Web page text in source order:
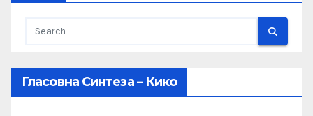
Гласовна Синтеза – Кико